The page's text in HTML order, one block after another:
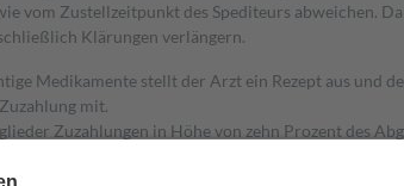
vom Zustellzeitpunkt des Spediteurs abweichen.
Klärungen verlängern.
Medikamente stellt der Arzt ein Rezept aus und
mit.
Zuzahlungen in Höhe von zehn Prozent des
auch für Online-Apotheken.